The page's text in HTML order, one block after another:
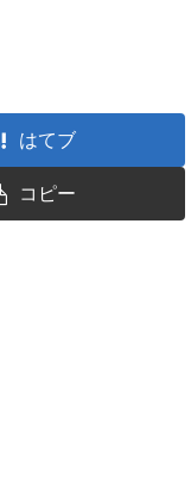
はてブ
コピー